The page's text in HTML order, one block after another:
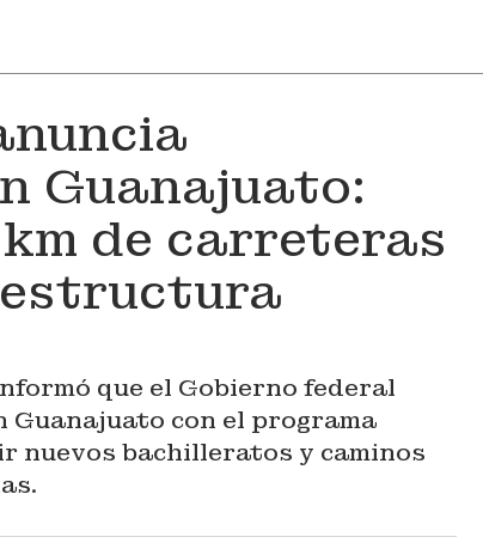
Guanajuato:
de carreteras
que el Gobierno federal
con el programa
nuevos bachilleratos y caminos